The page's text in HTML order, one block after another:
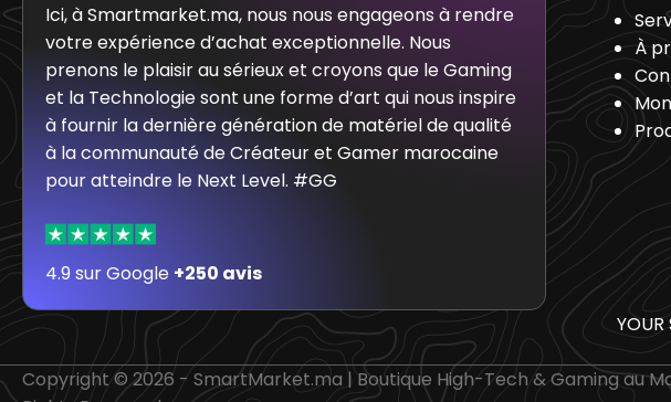
Ici, à Smartmarket.ma, nous nous engageons à rendre
votre expérience d’achat exceptionnelle. Nous
prenons le plaisir au sérieux et croyons que le Gaming
et la Technologie sont une forme d’art qui nous inspire
à fournir la dernière génération de matériel de qualité
à la communauté de Créateur et Gamer marocaine
pour atteindre le Next Level. #GG
4.9 sur Google +250 avis
À
YOUR
Copyright © 2026 - SmartMarket.ma | Boutique High-Tech & Gaming au